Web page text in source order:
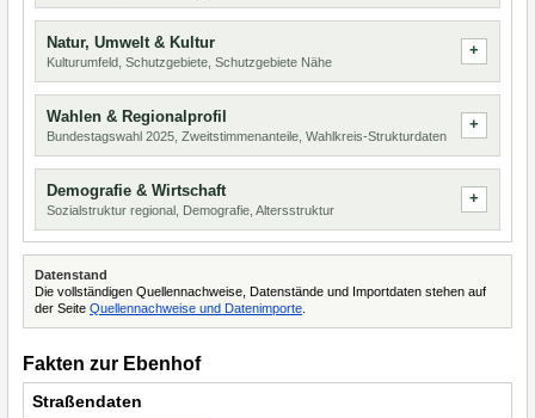
Natur, Umwelt & Kultur
Kulturumfeld, Schutzgebiete, Schutzgebiete Nähe
Wahlen & Regionalprofil
Bundestagswahl 2025, Zweitstimmenanteile, Wahlkreis-Strukturdaten
Demografie & Wirtschaft
Sozialstruktur regional, Demografie, Altersstruktur
Datenstand
Die vollständigen Quellennachweise, Datenstände und Importdaten stehen auf
der Seite Quellennachweise und Datenimporte
Fakten zur Ebenhof
Straßendaten